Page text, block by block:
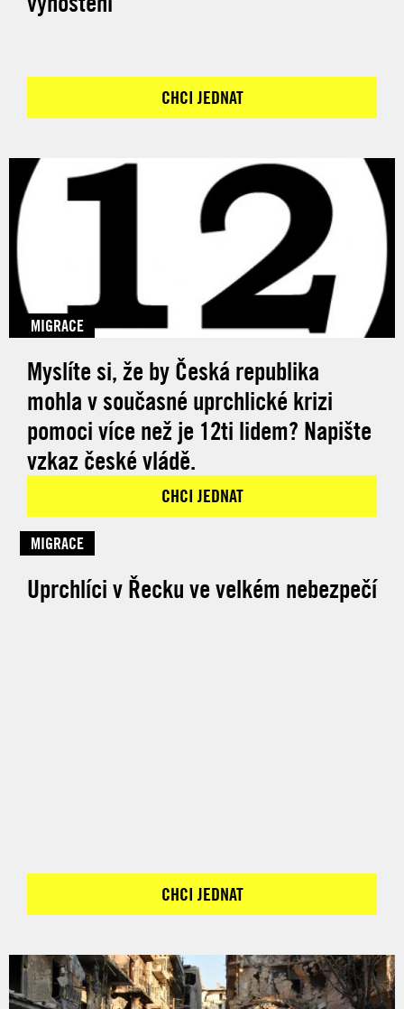
CHCI JEDNAT
MIGRACE
Myslíte si, že by Česká republika
mohla v současné uprchlické krizi
pomoci více než je 12ti lidem? Napište
vzkaz české vládě.
CHCI JEDNAT
MIGRACE
Uprchlíci v Řecku ve velkém nebezpečí
CHCI JEDNAT